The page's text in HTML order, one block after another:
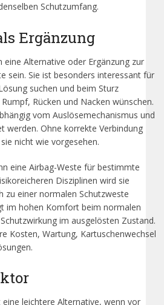
Schutzumfang.
Ergänzung
eine Alternative oder Ergänzung zur
sein. Sie ist besonders interessant für
suchen und beim Sturz
Rücken und Nacken wünschen.
vom Auslösemechanismus und
werden. Ohne korrekte Verbindung
nicht wie vorgesehen.
eine Airbag-Weste für bestimmte
Disziplinen wird sie
zu einer normalen Schutzweste
im hohen Komfort beim normalen
im ausgelösten Zustand.
Kosten, Wartung, Kartuschenwechsel
leichtere Alternative, wenn vor